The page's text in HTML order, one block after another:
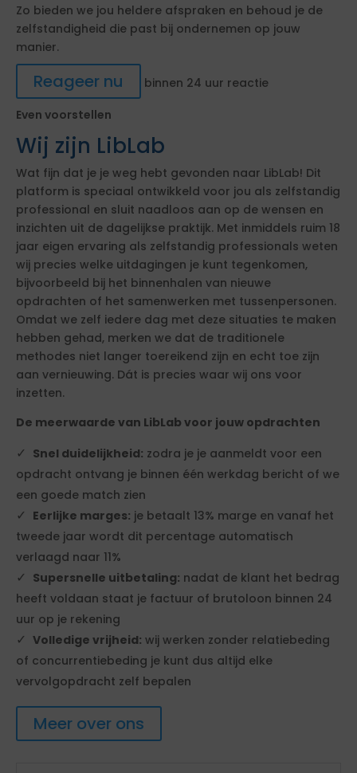
Zo bieden we jou heldere afspraken en behoud je de
zelfstandigheid die past bij ondernemen op jouw
manier.
Reageer nu
binnen 24 uur reactie
Even voorstellen
Wij zijn LibLab
Wat fijn dat je je weg hebt gevonden naar LibLab! Dit
platform is speciaal ontwikkeld voor jou als zelfstandig
professional en sluit naadloos aan op de wensen en
inzichten uit de dagelijkse praktijk. Met inmiddels ruim 18
jaar eigen ervaring als zelfstandig professionals weten
wij precies welke uitdagingen je kunt tegenkomen,
bijvoorbeeld bij het binnenhalen van nieuwe
opdrachten of het samenwerken met tussenpersonen.
Omdat we zelf iedere dag met deze situaties te maken
hebben gehad, merken we dat de traditionele
methodes niet langer toereikend zijn en echt toe zijn
aan vernieuwing. Dát is precies waar wij ons voor
inzetten.
De meerwaarde van LibLab voor jouw opdrachten
Snel duidelijkheid: zodra je je aanmeldt voor een
opdracht ontvang je binnen één werkdag bericht of we
een goede match zien
Eerlijke marges: je betaalt 13% marge en vanaf het
tweede jaar wordt dit percentage automatisch
verlaagd naar 11%
Supersnelle uitbetaling: nadat de klant het bedrag
heeft voldaan staat je factuur of brutoloon binnen 24
uur op je rekening
Volledige vrijheid: wij werken zonder relatiebeding
of concurrentiebeding je kunt dus altijd elke
vervolgopdracht zelf bepalen
Meer over ons